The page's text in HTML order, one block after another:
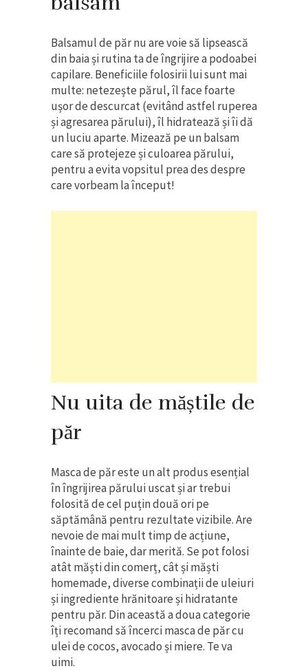
Balsamul de păr nu are voie să lipsească
din baia și rutina ta de îngrijire a podoabei
capilare. Beneficiile folosirii lui sunt mai
multe: netezește părul, îl face foarte
ușor de descurcat (evitând astfel ruperea
și agresarea părului), îl hidratează și îi dă
un luciu aparte. Mizează pe un balsam
care să protejeze și culoarea părului,
pentru a evita vopsitul prea des despre
care vorbeam la început!
Nu uita de măștile de
păr
Masca de păr este un alt produs esențial
în îngrijirea părului uscat și ar trebui
folosită de cel puțin două ori pe
săptămână pentru rezultate vizibile. Are
nevoie de mai mult timp de acțiune,
înainte de baie, dar merită. Se pot folosi
atât măști din comerț, cât și măști
homemade, diverse combinații de uleiuri
și ingrediente hrănitoare și hidratante
pentru păr. Din această a doua categorie
îți recomand să încerci masca de păr cu
ulei de cocos, avocado și miere. Te va
uimi.